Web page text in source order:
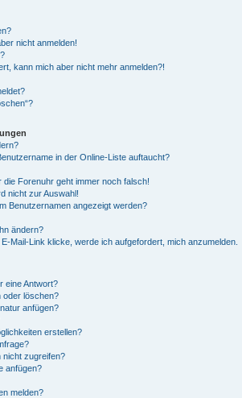
nicht anmelden!
kann mich aber nicht mehr anmelden?!
in der Online-Liste auftaucht?
Forenuhr geht immer noch falsch!
nicht zur Auswahl!
Benutzernamen angezeigt werden?
ändern?
Mail-Link klicke, werde ich aufgefordert, mich anzumelden.
eine Antwort?
oder löschen?
anfügen?
erstellen?
nicht zugreifen?
anfügen?
melden?